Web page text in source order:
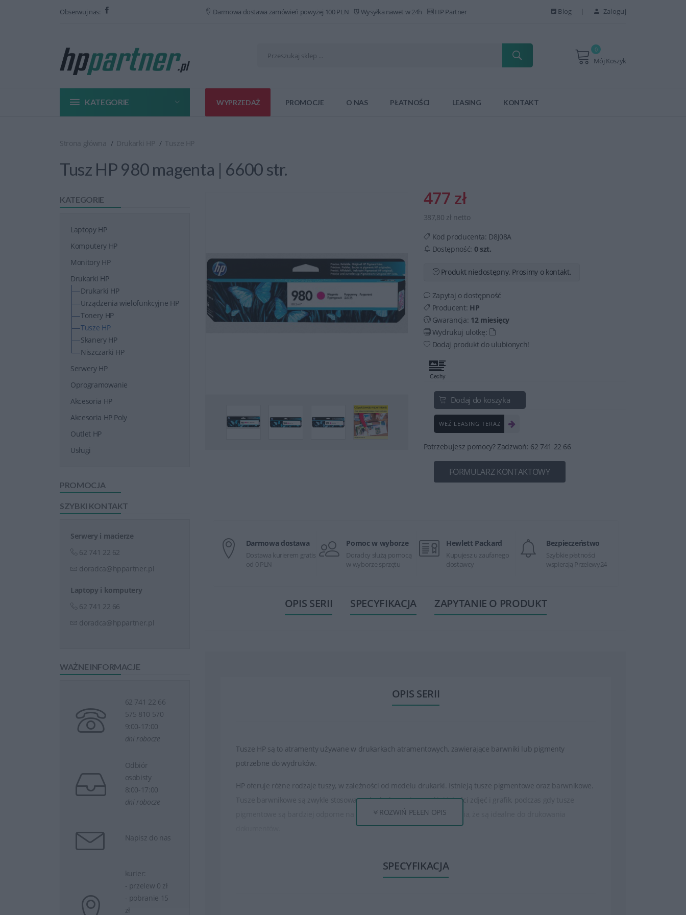
Obserwuj nas: Darmowa dostawa zamówień powyżej 100 PLN Wysyłka nawet w 24h HP Partner Blog Zaloguj
Mój Koszyk
0
KATEGORIE WYPRZEDAŻ PROMOCJE O NAS PŁATNOŚCI LEASING KONTAKT
Strona główna Drukarki HP Tusze HP
Tusz HP 980 magenta | 6600 str.
KATEGORIE
Laptopy HP
Komputery HP
Monitory HP
Drukarki HP
Drukarki HP
Urządzenia wielofunkcyjne HP
Tonery HP
Tusze HP
Skanery HP
Niszczarki HP
Serwery HP
Oprogramowanie
Akcesoria HP
Akcesoria HP Poly
Outlet HP
Usługi
PROMOCJA
SZYBKI KONTAKT
Serwery i macierze
62 741 22 62
doradca@hppartner.pl
Laptopy i komputery
62 741 22 66
doradca@hppartner.pl
WAŻNE INFORMACJE
62 741 22 66
575 810 570
9:00-17:00
dni robocze
Odbiór
osobisty
8:00-17:00
dni robocze
Napisz do nas
kurier:
- przelew 0 zł
- pobranie 15
zł
477 zł
387,80 zł netto
Kod producenta: D8J08A
Dostępność: 0 szt.
Produkt niedostępny. Prosimy o kontakt.
Zapytaj o dostępność
Producent: HP
Gwarancja: 12 miesięcy
Wydrukuj ulotkę:
Dodaj produkt do ulubionych!
Dodaj do koszyka
WEŹ LEASING TERAZ
Potrzebujesz pomocy? Zadzwoń: 62 741 22 66
FORMULARZ KONTAKTOWY
Darmowa dostawa
Dostawa kurierem gratis
od 0 PLN
Pomoc w wyborze
Doradcy służą pomocą
w wyborze sprzętu
Hewlett Packard
Kupujesz u zaufanego
dostawcy
Bezpieczeństwo
Szybkie płatności
wspierają Przelewy24
OPIS SERII SPECYFIKACJA ZAPYTANIE O PRODUKT
OPIS SERII
Tusze HP są to atramenty używane w drukarkach atramentowych, zawierające barwniki lub pigmenty
potrzebne do wydruków.
HP oferuje różne rodzaje tuszy, w zależności od modelu drukarki. Istnieją tusze pigmentowe oraz barwnikowe.
Tusze barwnikowe są zwykle stosowane do drukowania wysokiej jakości zdjęć i grafik, podczas gdy tusze
pigmentowe są bardziej odporne na rozmazywanie i światło, co sprawia, że są idealne do drukowania
tuszu zwykle oznacza większą ilość wydrukowanych stron. Modele o większej wydajności mogą być korzystne
dla osób, które drukują duże ilości dokumentów.
ROZWIŃ PEŁEN OPIS
SPECYFIKACJA